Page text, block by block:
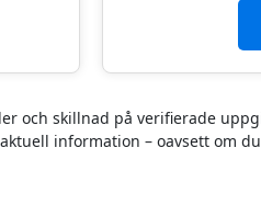
och skillnad på verifierade
information – oavsett om